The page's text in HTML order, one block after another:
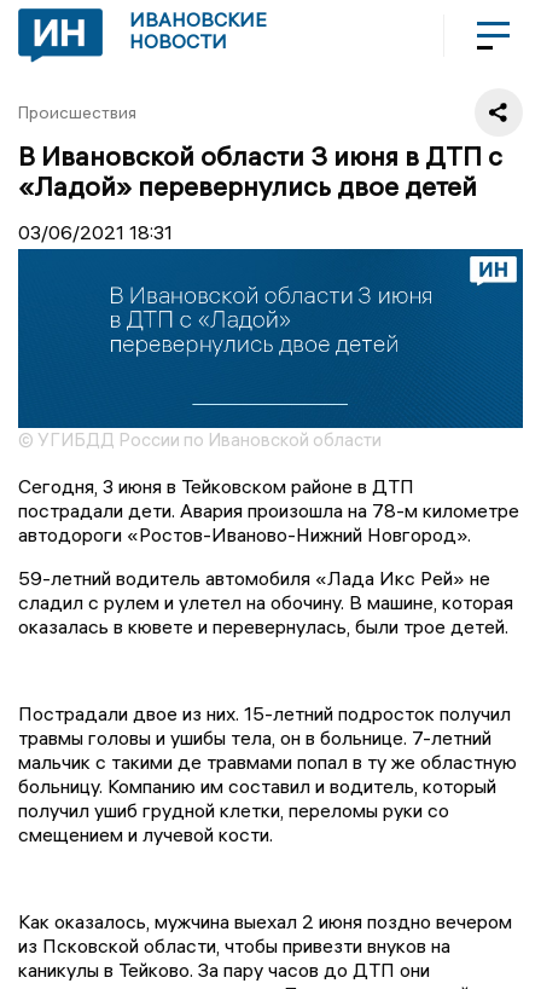
ИВАНОВСКИЕ
НОВОСТИ
Происшествия
В Ивановской области 3 июня в ДТП с
«Ладой» перевернулись двое детей
03/06/2021 18:31
© УГИБДД России по Ивановской области
Сегодня, 3 июня в Тейковском районе в ДТП
пострадали дети. Авария произошла на 78-м километре
автодороги «Ростов-Иваново-Нижний Новгород».
59-летний водитель автомобиля «Лада Икс Рей» не
сладил с рулем и улетел на обочину. В машине, которая
оказалась в кювете и перевернулась, были трое детей.
Пострадали двое из них. 15-летний подросток получил
травмы головы и ушибы тела, он в больнице. 7-летний
мальчик с такими де травмами попал в ту же областную
больницу. Компанию им составил и водитель, который
получил ушиб грудной клетки, переломы руки со
смещением и лучевой кости.
Как оказалось, мужчина выехал 2 июня поздно вечером
из Псковской области, чтобы привезти внуков на
каникулы в Тейково. За пару часов до ДТП они